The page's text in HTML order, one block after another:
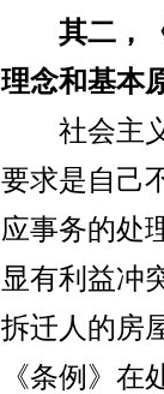
其二，
理念和基本
社会主义
要求是自己
应事务的处
显有利益冲
拆迁人的房
《条例》